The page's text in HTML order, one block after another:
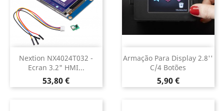
Nextion NX4024T032 -
Ecran 3.2" HMI...
Preço
53,80 €
Armação Para Display 2.8''
C/4 Botões
Preço
5,90 €